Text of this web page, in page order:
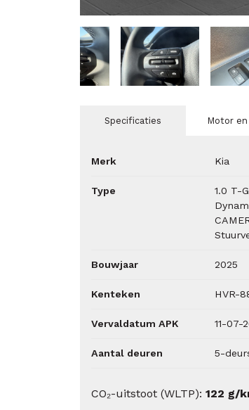
Specificaties Motor
Merk Kia
Type
1.0 T-
Bouwjaar 2025
Kenteken HVR-
Vervaldatum APK 11-07-
Aantal deuren 5-
CO₂-uitstoot (WLTP): 122 g/